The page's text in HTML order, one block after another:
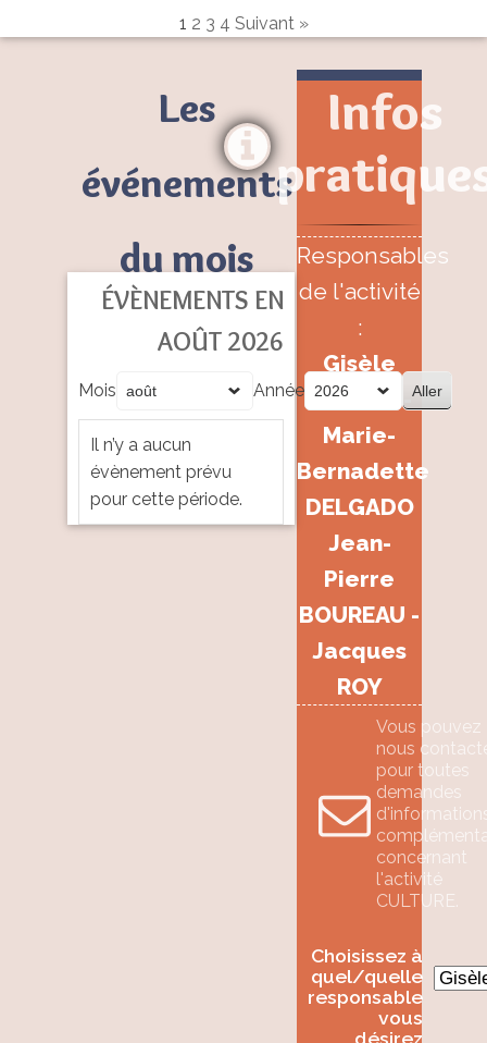
1 2 3 4 Suivant »
Les
événements
du mois
ÉVÈNEMENTS EN
AOÛT 2026
Mois Année
Il n’y a aucun
évènement prévu
pour cette période.
Infos
Responsables
de l'activité
:
Gisèle
TESSON -
Marie-
Bernadette
DELGADO
Jean-
Pierre
BOUREAU -
Jacques
ROY
Vous pouvez
nous
pour toutes
demandes
concernant
l'activité
CULTURE.
Choisissez à
quel/quelle
responsable
vous
désirez